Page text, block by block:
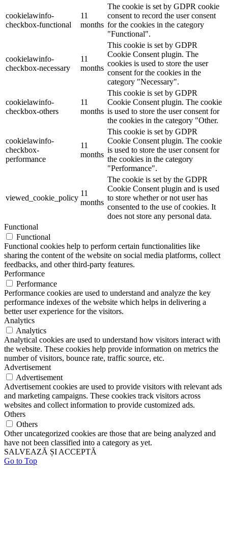
cookielawinfo-
checkbox-functional
11
months
The cookie is set by GDPR cookie
consent to record the user consent
for the cookies in the category
"Functional".
cookielawinfo-
checkbox-necessary
11
months
This cookie is set by GDPR
Cookie Consent plugin. The
cookies is used to store the user
consent for the cookies in the
category "Necessary".
cookielawinfo-
checkbox-others
11
months
This cookie is set by GDPR
Cookie Consent plugin. The cookie
is used to store the user consent for
the cookies in the category "Other.
cookielawinfo-
checkbox-
performance
11
months
This cookie is set by GDPR
Cookie Consent plugin. The cookie
is used to store the user consent for
the cookies in the category
"Performance".
viewed_cookie_policy
11
months
The cookie is set by the GDPR
Cookie Consent plugin and is used
to store whether or not user has
consented to the use of cookies. It
does not store any personal data.
Functional
Functional
Functional cookies help to perform certain functionalities like
sharing the content of the website on social media platforms, collect
feedbacks, and other third-party features.
Performance
Performance
Performance cookies are used to understand and analyze the key
performance indexes of the website which helps in delivering a
better user experience for the visitors.
Analytics
Analytics
Analytical cookies are used to understand how visitors interact with
the website. These cookies help provide information on metrics the
number of visitors, bounce rate, traffic source, etc.
Advertisement
Advertisement
Advertisement cookies are used to provide visitors with relevant ads
and marketing campaigns. These cookies track visitors across
websites and collect information to provide customized ads.
Others
Others
Other uncategorized cookies are those that are being analyzed and
have not been classified into a category as yet.
SALVEAZĂ ȘI ACCEPTĂ
Go to Top